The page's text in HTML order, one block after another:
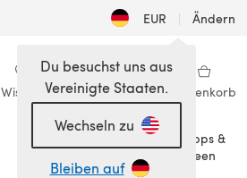
EUR | Ändern
Wishlist Meine Bibliothek Warenkorb
Anlässe
Tipps &
Ideen
Du besuchst uns aus
Vereinigte Staaten.
Wechseln zu
Bleiben auf